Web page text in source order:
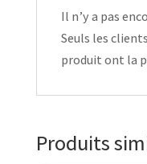
Il n’y a pas
Seuls les
produit ont la
Produits